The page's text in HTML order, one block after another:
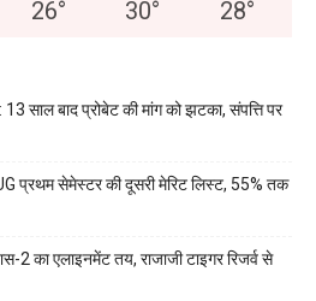
26° 30° 28°
बाद प्रोबेट की मांग को झटका, संपत्ति पर
प्रथम सेमेस्टर की दूसरी मेरिट लिस्ट, 55% तक
2 का एलाइनमेंट तय, राजाजी टाइगर रिजर्व से